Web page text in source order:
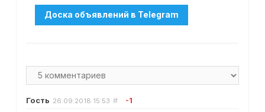
Гость 26.09.2018 15:53 # -1